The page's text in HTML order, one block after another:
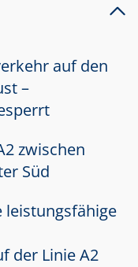
auf den
–
zwischen
Süd
leistungsfähige
der Linie A2